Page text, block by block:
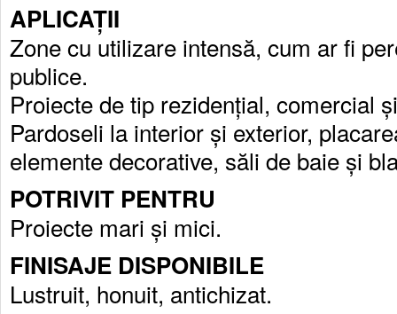
APLICAȚII
Zone cu utilizare intensă, cum ar fi
publice.
Proiecte de tip rezidențial, comercial
Pardoseli la interior și exterior,
elemente decorative, săli de baie și
POTRIVIT PENTRU
Proiecte mari și mici.
FINISAJE DISPONIBILE
Lustruit, honuit, antichizat.